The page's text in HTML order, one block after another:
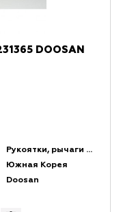
DOOSAN
Рукоятки, рычаги и набалдашники
Южная Корея
Doosan